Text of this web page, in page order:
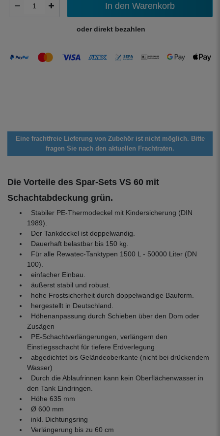
In den Warenkorb
oder direkt bezahlen
Eine frachtfreie Lieferung von Zubehör ist nicht möglich. Bitte
fragen Sie nach den aktuellen Frachtraten.
Die Vorteile des Spar-Sets VS 60 mit
Schachtabdeckung grün.
Stabiler PE-Thermodeckel mit Kindersicherung (DIN
1989).
Der Tankdeckel ist doppelwandig.
Dauerhaft belastbar bis 150 kg.
Für alle Rewatec-Tanktypen 1500 L - 50000 Liter (DN
100).
einfacher Einbau.
äußerst stabil und robust.
hohe Frostsicherheit durch doppelwandige Bauform.
hergestellt in Deutschland.
Höhenanpassung durch Schieben über den Dom oder
Zusägen
PE-Schachtverlängerungen, verlängern den
Einstiegsschacht für tiefere Erdverlegung
abgedichtet bis Geländeoberkante (nicht bei drückendem
Wasser)
Durch die Ablaufrinnen kann kein Oberflächenwasser in
den Tank Eindringen.
Höhe 635 mm
Ø 600 mm
inkl. Dichtungsring
Verlängerung bis zu 60 cm